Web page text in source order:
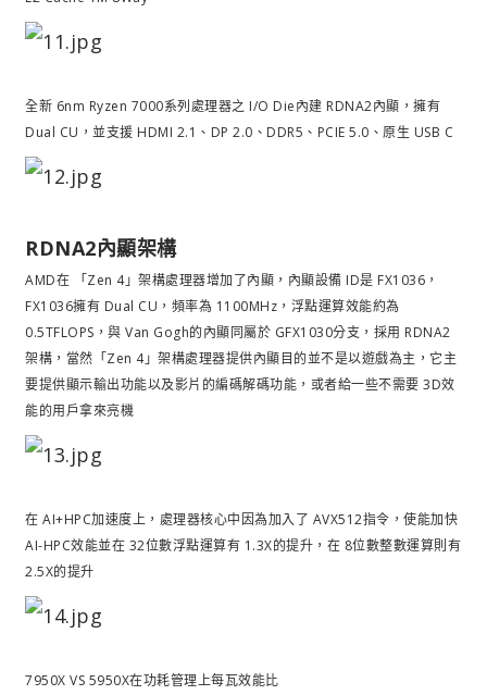
全新 6nm Ryzen 7000系列處理器之 I/O Die內建 RDNA2內顯，擁有
Dual CU，並支援 HDMI 2.1、DP 2.0、DDR5、PCIE 5.0、原生 USB C
RDNA2內顯架構
AMD在 「Zen 4」架構處理器增加了內顯，內顯設備 ID是 FX1036，
FX1036擁有 Dual CU，頻率為 1100MHz，浮點運算效能約為
0.5TFLOPS，與 Van Gogh的內顯同屬於 GFX1030分支，採用 RDNA2
架構，當然「Zen 4」架構處理器提供內顯目的並不是以遊戲為主，它主
要提供顯示輸出功能以及影片的編碼解碼功能，或者給一些不需要 3D效
能的用戶拿來亮機
在 AI+HPC加速度上，處理器核心中因為加入了 AVX512指令，使能加快
AI-HPC效能並在 32位數浮點運算有 1.3X的提升，在 8位數整數運算則有
2.5X的提升
7950X VS 5950X在功耗管理上每瓦效能比